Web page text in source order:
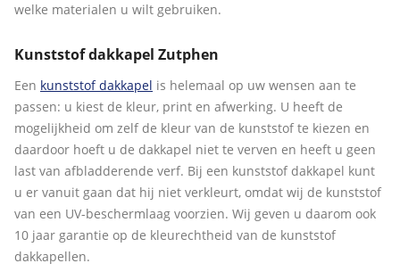
welke materialen u wilt gebruiken.
Kunststof dakkapel Zutphen
Een kunststof dakkapel is helemaal op uw wensen aan te
passen: u kiest de kleur, print en afwerking. U heeft de
mogelijkheid om zelf de kleur van de kunststof te kiezen en
daardoor hoeft u de dakkapel niet te verven en heeft u geen
last van afbladderende verf. Bij een kunststof dakkapel kunt
u er vanuit gaan dat hij niet verkleurt, omdat wij de kunststof
van een UV-beschermlaag voorzien. Wij geven u daarom ook
10 jaar garantie op de kleurechtheid van de kunststof
dakkapellen.